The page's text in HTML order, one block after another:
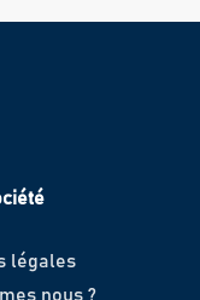
légales
nous ?